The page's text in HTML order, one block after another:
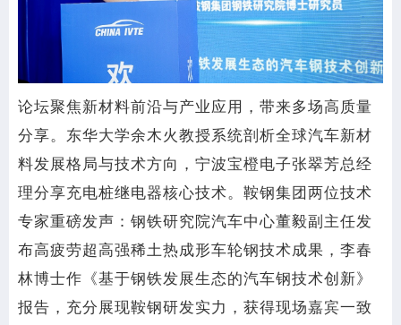
论坛聚焦新材料前沿与产业应用，带来多场高质量
分享。东华大学余木火教授系统剖析全球汽车新材
料发展格局与技术方向，宁波宝橙电子张翠芳总经
理分享充电桩继电器核心技术。鞍钢集团两位技术
专家重磅发声：钢铁研究院汽车中心董毅副主任发
布高疲劳超高强稀土热成形车轮钢技术成果，李春
林博士作《基于钢铁发展生态的汽车钢技术创新》
报告，充分展现鞍钢研发实力，获得现场嘉宾一致